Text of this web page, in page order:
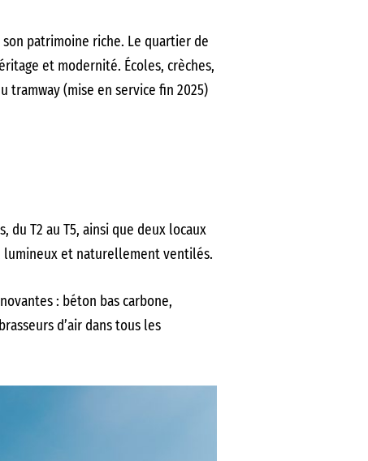
patrimoine riche. Le quartier de
et modernité. Écoles, crèches,
tramway (mise en service fin 2025)
du T2 au T5, ainsi que deux locaux
lumineux et naturellement ventilés.
: béton bas carbone,
d’air dans tous les